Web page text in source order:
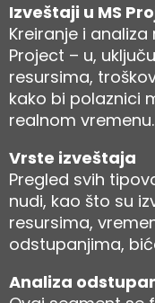
Izveštaji u MS
Kreiranje i
Project – u,
resursima,
kako bi polaznici
realnom vremenu.
Vrste izveštaja
Pregled svih
nudi, kao što su
resursima,
odstupanjima,
Analiza